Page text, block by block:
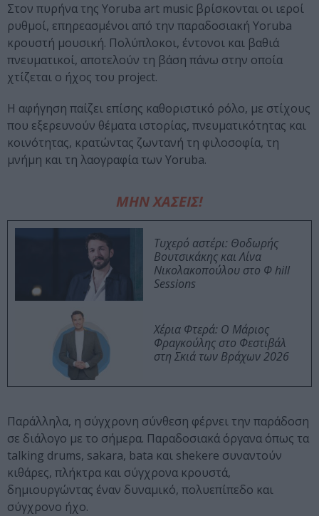
Στον πυρήνα της Yoruba art music βρίσκονται οι ιεροί
ρυθμοί, επηρεασμένοι από την παραδοσιακή Yoruba
κρουστή μουσική. Πολύπλοκοι, έντονοι και βαθιά
πνευματικοί, αποτελούν τη βάση πάνω στην οποία
χτίζεται ο ήχος του project.
Η αφήγηση παίζει επίσης καθοριστικό ρόλο, με στίχους
που εξερευνούν θέματα ιστορίας, πνευματικότητας και
κοινότητας, κρατώντας ζωντανή τη φιλοσοφία, τη
μνήμη και τη λαογραφία των Yoruba.
ΜΗΝ ΧΑΣΕΙΣ!
Τυχερό αστέρι: Θοδωρής
Βουτσικάκης και Λίνα
Νικολακοπούλου στο Φ hill
Sessions
Χέρια Φτερά: Ο Μάριος
Φραγκούλης στο Φεστιβάλ
στη Σκιά των Βράχων 2026
Παράλληλα, η σύγχρονη σύνθεση φέρνει την παράδοση
σε διάλογο με το σήμερα. Παραδοσιακά όργανα όπως τα
talking drums, sakara, bata και shekere συναντούν
κιθάρες, πλήκτρα και σύγχρονα κρουστά,
δημιουργώντας έναν δυναμικό, πολυεπίπεδο και
σύγχρονο ήχο.